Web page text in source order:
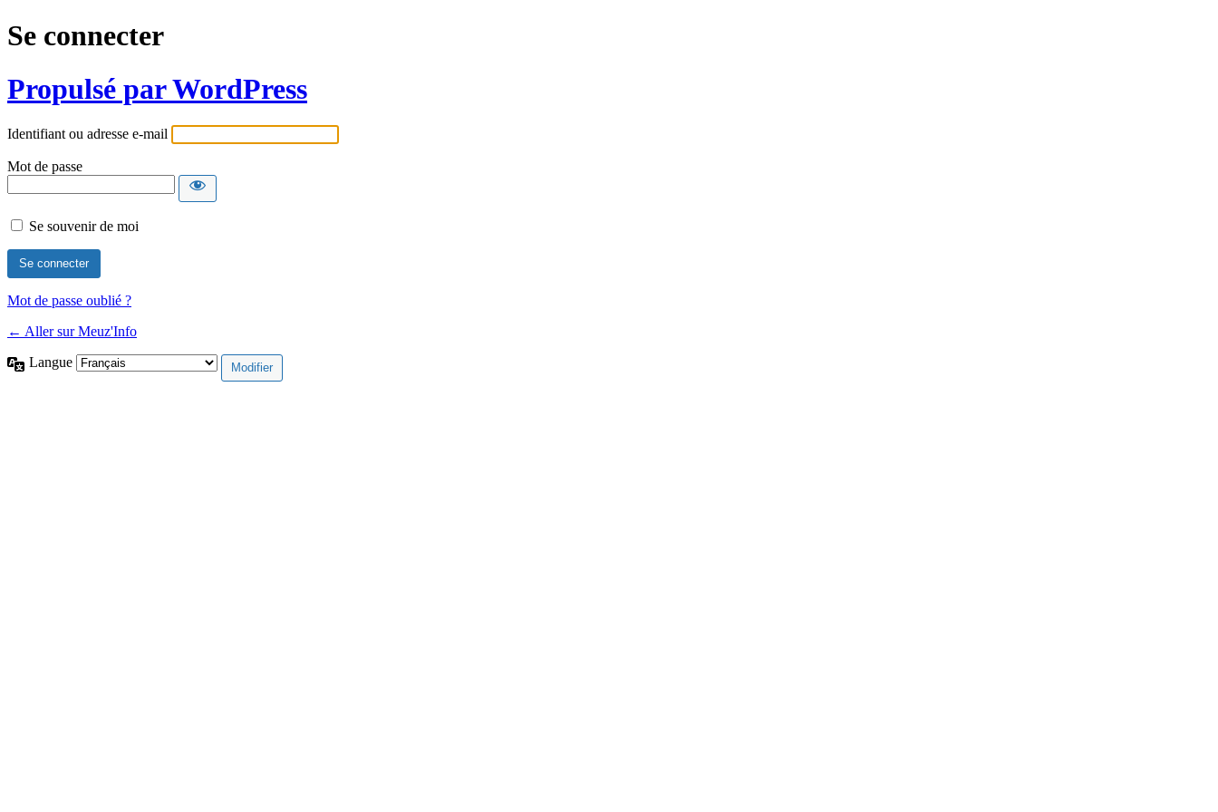
Se connecter
Propulsé par WordPress
Identifiant ou adresse e-mail
Mot de passe
Se souvenir de moi
Mot de passe oublié ?
← Aller sur Meuz'Info
Langue